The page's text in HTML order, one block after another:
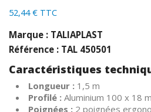
52,44 € TTC
Marque : TALIAPLAST
Référence : TAL 450501
Caractéristiques
Longueur : 1,5 m
Profilé : Aluminium 100 x 18
Poignées : 2 poignées